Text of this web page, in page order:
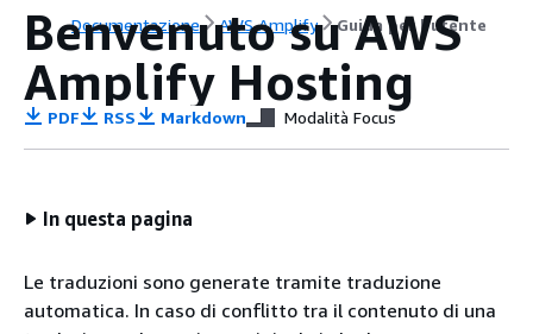
Documentazione AWS Amplify Guida per l’utente
Benvenuto su AWS
Amplify Hosting
PDF RSS Markdown Modalità Focus
In questa pagina
Le traduzioni sono generate tramite traduzione
automatica. In caso di conflitto tra il contenuto di una